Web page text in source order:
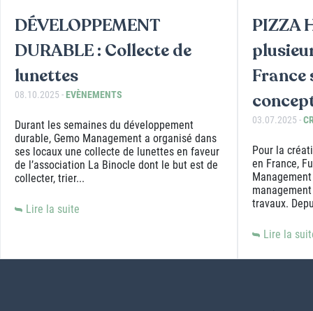
DÉVELOPPEMENT
DURABLE : Collecte de
lunettes
08.10.2025 -EVÈNEMENTS
Durant les semaines du développement
durable, Gemo Management a organisé dans
ses locaux une collecte de lunettes en faveur
de l’association La Binocle dont le but est de
collecter, trier...
Lire la suite
PIZZA
France
03.07.2025 -
Pour la
en France,
travaux.
Lire la